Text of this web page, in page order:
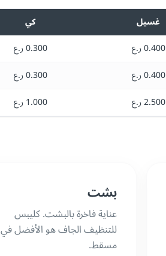
غسيل
كي
0.400 ر.ع
0.300 ر.ع
0.400 ر.ع
0.300 ر.ع
2.500 ر.ع 1.000 ر.ع
بشت
عناية فاخرة بالبشت. كليبس
للتنظيف الجاف هو الأفضل في
مسقط.